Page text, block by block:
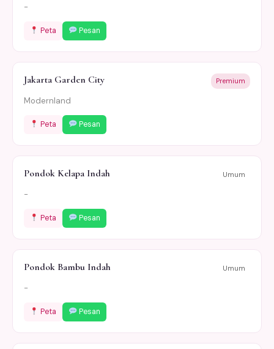
-
Peta Pesan
Jakarta Garden City Premium
Modernland
Peta Pesan
Pondok Kelapa Indah Umum
-
Peta Pesan
Pondok Bambu Indah Umum
-
Peta Pesan